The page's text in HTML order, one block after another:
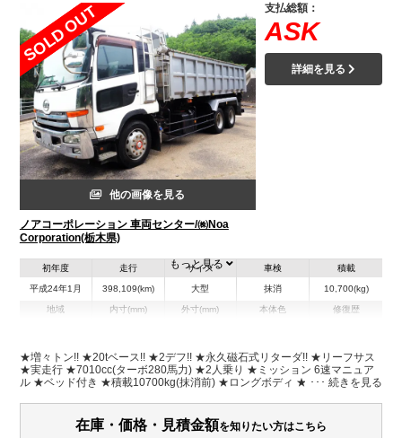
SOLD OUT
他の画像を見る
ノアコーポレーション 車両センター/㈱Noa
Corporation(栃木県)
支払総額：
ASK
詳細を見る
初年度
平成24年1月
走行
398,109(km)
サイズ
大型
車検
抹消
積載
10,700(kg)
地域 内寸(mm)
H:1,010
外寸(mm)
H:2,900
本体色 修復歴
装備情報
電動格納ミラー
ETC
もっと見る
★増々トン!! ★20tベース!! ★2デフ!! ★永久磁石式リターダ!! ★リーフサス
★実走行 ★7010cc(ターボ280馬力) ★2人乗り ★ミッション 6速マニュア
ル ★ベッド付き ★積載10700kg(抹消前) ★ロングボディ ★深ダンプ/土砂
ンレス張り
在庫・価格・見積金額を知りたい方はこちら